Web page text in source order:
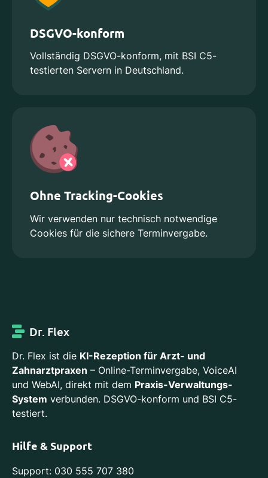
DSGVO-konform
Vollständig DSGVO-konform, mit BSI C5-
testierten Servern in Deutschland.
Ohne Tracking-Cookies
Wir verwenden nur technisch notwendige
Cookies für die sichere Terminvergabe.
Dr. Flex
Dr. Flex ist die KI-Rezeption für Arzt- und
Zahnarztpraxen – Online-Terminvergabe, VoiceAI
und WebAI, direkt mit dem Praxis-Verwaltungs-
System verbunden. DSGVO-konform und BSI C5-
testiert.
Hilfe & Support
Support: 030 555 707 380